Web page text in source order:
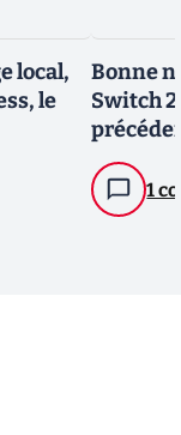
local,
le
Bonne
Switch
1